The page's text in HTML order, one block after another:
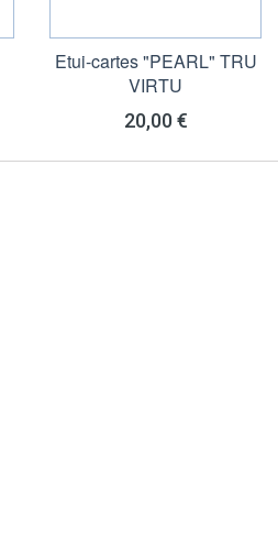
Etui-cartes "PEARL" TRU
VIRTU
20,00 €